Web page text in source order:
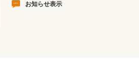
お知らせ表示